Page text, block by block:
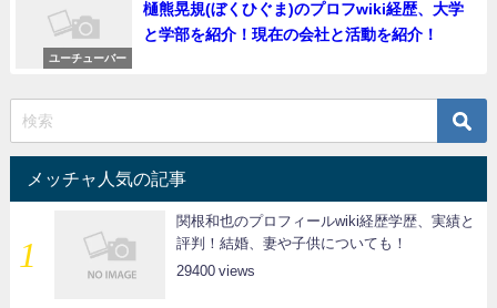
ユーチューバー
樋熊晃規(ぼくひぐま)のプロフwiki経歴、大学
と学部を紹介！現在の会社と活動を紹介！
メッチャ人気の記事
関根和也のプロフィールwiki経歴学歴、実績と
評判！結婚、妻や子供についても！
29400